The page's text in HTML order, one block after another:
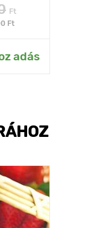
Ft
Ft
adás